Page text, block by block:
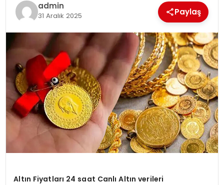
admin
31 Aralık 2025 Paylaş
Altın Fiyatları 24 saat Canlı Altın verileri